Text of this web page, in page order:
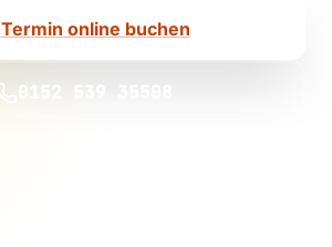
Termin online buchen
0152 539 35508